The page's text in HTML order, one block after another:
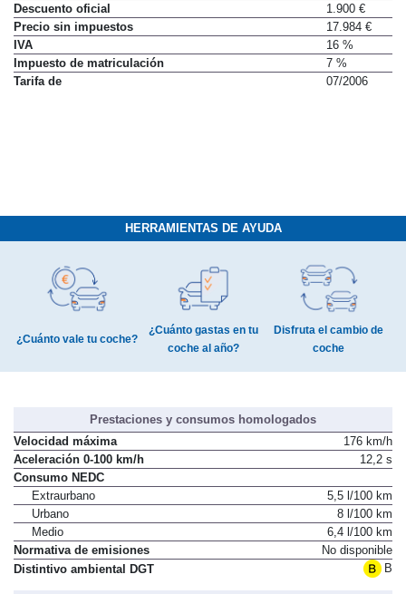
Descuento oficial
1.900 €
Precio sin impuestos
17.984 €
IVA
16 %
Impuesto de matriculación
7 %
Tarifa de
07/2006
HERRAMIENTAS DE AYUDA
¿Cuánto vale tu coche?
¿Cuánto gastas en tu
coche al año?
Disfruta el cambio de
coche
Prestaciones y consumos homologados
Velocidad máxima
176 km/h
Aceleración 0-100 km/h
12,2 s
Consumo NEDC
Extraurbano
5,5 l/100 km
Urbano
8 l/100 km
Medio
6,4 l/100 km
Normativa de emisiones
No disponible
Distintivo ambiental DGT
B